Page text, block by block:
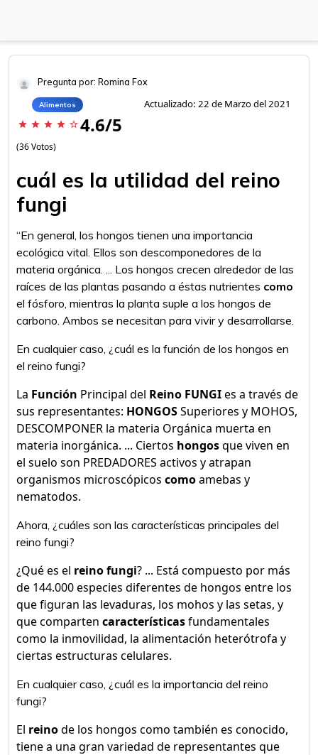
Pregunta por: Romina Fox
Alimentos Actualizado: 22 de Marzo del 2021
star star star star star_border 4.6/5
(36 Votos)
cuál es la utilidad del reino
fungi
“En general, los hongos tienen una importancia
ecológica vital. Ellos son descomponedores de la
materia orgánica. ... Los hongos crecen alrededor de las
raíces de las plantas pasando a éstas nutrientes como
el fósforo, mientras la planta suple a los hongos de
carbono. Ambos se necesitan para vivir y desarrollarse.
En cualquier caso, ¿cuál es la función de los hongos en
el reino fungi?
La Función Principal del Reino FUNGIes a través de
sus representantes: HONGOSSuperiores y MOHOS,
DESCOMPONER la materia Orgánica muerta en
materia inorgánica. ... Ciertos hongosque viven en
el suelo son PREDADORES activos y atrapan
organismos microscópicos comoamebas y
nematodos.
Ahora, ¿cuáles son las características principales del
reino fungi?
¿Qué es el reino fungi? ... Está compuesto por más
de 144.000 especies diferentes de hongos entre los
que figuran las levaduras, los mohos y las setas, y
que comparten característicasfundamentales
como la inmovilidad, la alimentación heterótrofa y
ciertas estructuras celulares.
En cualquier caso, ¿cuál es la importancia del reino
fungi?
El reinode los hongos como también es conocido,
tiene a una gran variedad de representantes que